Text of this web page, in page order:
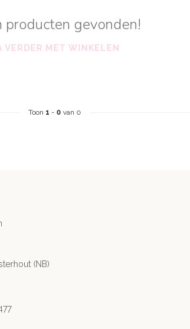
producten gevonden!
VERDER MET WINKELEN
Toon 1 - 0 van 0
(NB)